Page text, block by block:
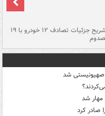
تشریح جزئیات تصادف ۱۲ خودرو با ۱۹
صهیونیستی شد
شد
صادر کرد